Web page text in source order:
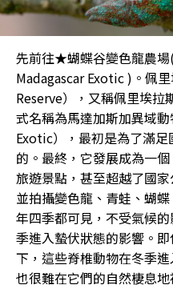
先前往★蝴蝶谷變色龍農場
Madagascar Exotic )。佩
Reserve），又稱佩里埃拉
式名稱為馬達加斯加異域
Exotic），最初是為了滿
的。最終，它發展成為一
旅遊景點，甚至超越了國
並拍攝變色龍、青蛙、蝴
年四季都可見，不受氣候
季進入蟄伏狀態的影響。
下，這些脊椎動物在冬季
也很難在它們的自然棲息地